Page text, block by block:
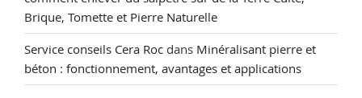
Brique, Tomette et Pierre Naturelle
Service conseils Cera Roc dans Minéralisant pierre et
béton : fonctionnement, avantages et applications